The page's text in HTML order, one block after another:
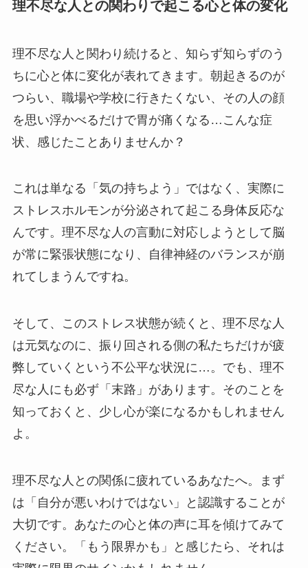
理不尽な人との関わりで起こる心と体の変化
理不尽な人と関わり続けると、知らず知らずのう
ちに心と体に変化が表れてきます。朝起きるのが
つらい、職場や学校に行きたくない、その人の顔
を思い浮かべるだけで胃が痛くなる…こんな症
状、感じたことありませんか？
これは単なる「気の持ちよう」ではなく、実際に
ストレスホルモンが分泌されて起こる身体反応な
んです。理不尽な人の言動に対応しようとして脳
が常に緊張状態になり、自律神経のバランスが崩
れてしまうんですね。
そして、このストレス状態が続くと、理不尽な人
は元気なのに、振り回される側の私たちだけが疲
弊していくという不公平な状況に…。でも、理不
尽な人にも必ず「末路」があります。そのことを
知っておくと、少し心が楽になるかもしれません
よ。
理不尽な人との関係に疲れているあなたへ。まず
は「自分が悪いわけではない」と認識することが
大切です。あなたの心と体の声に耳を傾けてみて
ください。「もう限界かも」と感じたら、それは